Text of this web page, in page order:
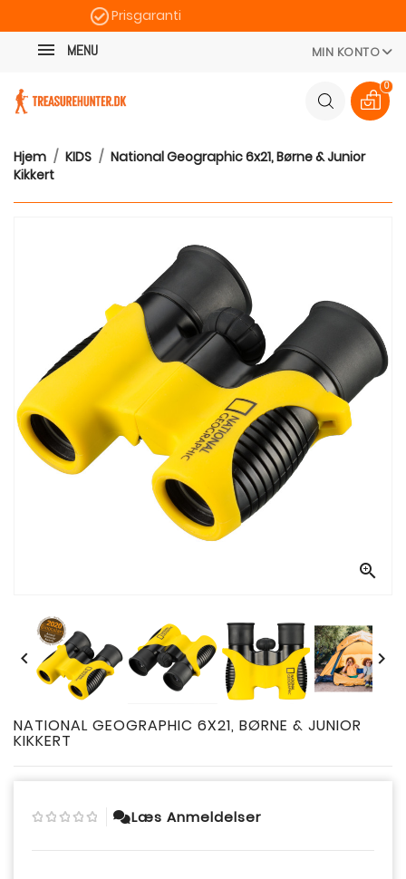
Prisgaranti
MENU MIN KONTO
0
Hjem KIDS
National Geographic 6x21, Børne & Junior
Kikkert

 
NATIONAL GEOGRAPHIC 6X21, BØRNE & JUNIOR
KIKKERT
Læs Anmeldelser